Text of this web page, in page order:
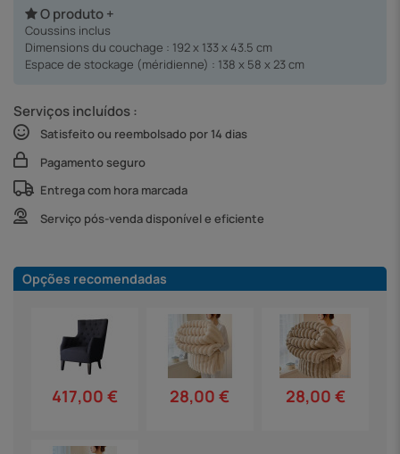
O produto +
Coussins inclus
Dimensions du couchage : 192 x 133 x 43.5 cm
Espace de stockage (méridienne) : 138 x 58 x 23 cm
Serviços incluídos :
Satisfeito ou reembolsado por 14 dias
Pagamento seguro
Entrega com hora marcada
Serviço pós-venda disponível e eficiente
Opções recomendadas
417,00 € 28,00 € 28,00 €